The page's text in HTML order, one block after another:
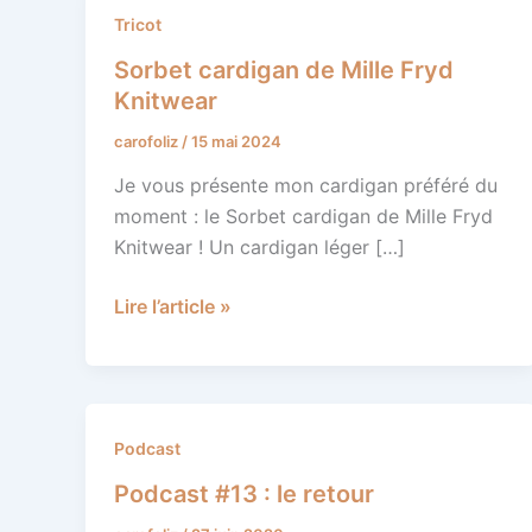
Tricot
Sorbet cardigan de Mille Fryd
Knitwear
carofoliz /15 mai 2024
Je vous présente mon cardigan préféré du
moment : le Sorbet cardigan de Mille Fryd
Knitwear ! Un cardigan léger […]
Sorbet
de
Mille
Fryd
Knitwear
Lire l’article »
Podcast
Podcast #13 : le retour
Podcast
: